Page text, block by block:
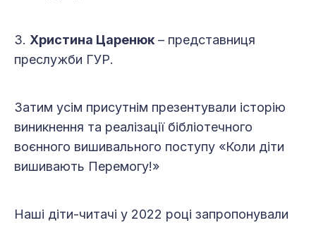
3. Христина Царенюк – представниця
преслужби ГУР.
Затим усім присутнім презентували історію
виникнення та реалізації бібліотечного
воєнного вишивального поступу «Коли діти
вишивають Перемогу!»
Наші діти-читачі у 2022 році запропонували